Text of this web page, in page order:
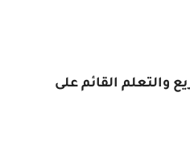
والتعلم القائم على